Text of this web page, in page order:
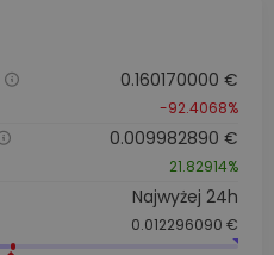
0.160170000 €
-92.4068%
0.009982890 €
21.82914%
Najwyżej 24h
0.012296090 €